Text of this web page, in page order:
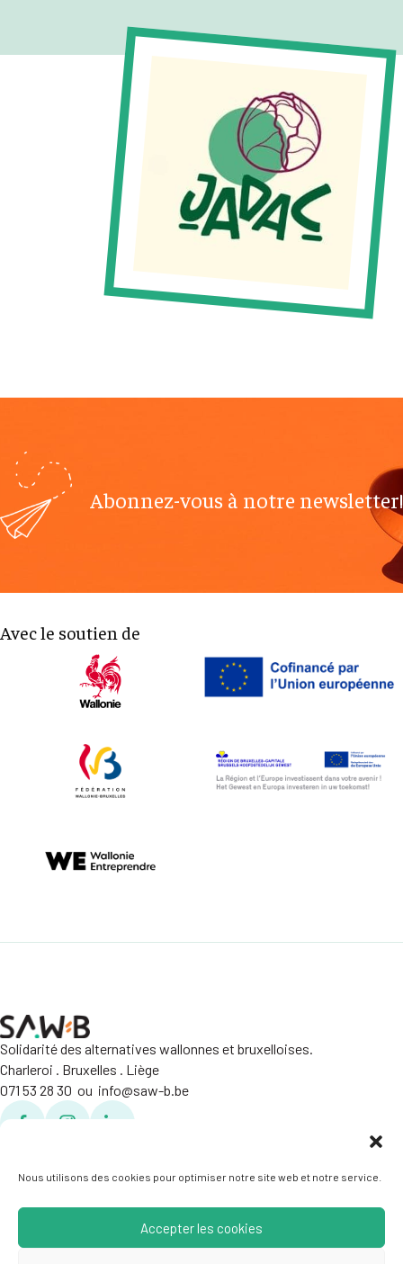
Nous utilisons des cookies pour optimiser notre site web et notre service.
Accepter les cookies
Abonnez-vous à notre newsletter!
Avec le soutien de
Solidarité des alternatives wallonnes et bruxelloises.
Charleroi . Bruxelles . Liège
071 53 28 30 ou info@saw-b.be
FacebookFacebookLinkedin
Crédits